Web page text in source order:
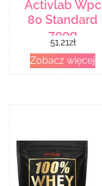
Activlab Wpc
80 Standard
700g
51.21zł
Zobacz więcej